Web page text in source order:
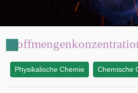
Physikalische Chemie Chemische